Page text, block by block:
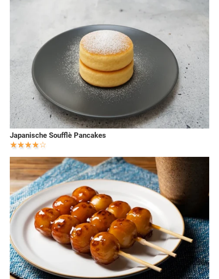
Japanische Soufflè Pancakes